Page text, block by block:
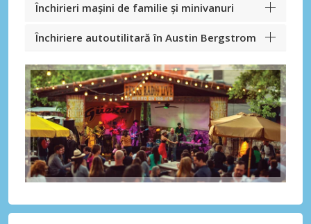
Închirieri mașini de familie și minivanuri
Închiriere autoutilitară în Austin Bergstrom